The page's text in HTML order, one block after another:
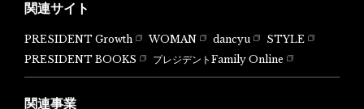
関連サイト
PRESIDENT Growth WOMAN dancyu
STYLE
PRESIDENT BOOKS
プレジデントFamily Online
関連事業